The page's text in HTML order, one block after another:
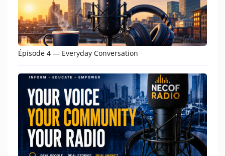
Participate
DEDICATIONS
Contact
Humour
Épisode 4 — Everyday Conversation